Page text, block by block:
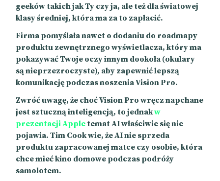
geeków takich jak Ty czy ja, ale też dla światowej
klasy średniej, która ma za to zapłacić.
Firma pomyślała nawet o dodaniu do roadmapy
produktu zewnętrznego wyświetlacza, który ma
pokazywać Twoje oczy innym dookoła (okulary
są nieprzezroczyste), aby zapewnić lepszą
komunikację podczas noszenia Vision Pro.
Zwróć uwagę, że choć Vision Pro wręcz napchane
jest sztuczną inteligencją, to jednakw
prezentacji Apple temat AI właściwie się nie
pojawia. Tim Cook wie, że AI nie sprzeda
produktu zapracowanej matce czy osobie, która
chce mieć kino domowe podczas podróży
samolotem.